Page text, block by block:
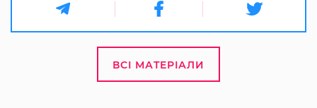
ВСІ МАТЕРІАЛИ